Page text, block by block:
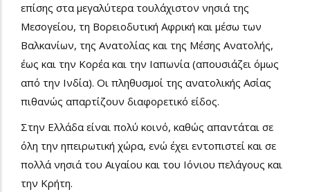
επίσης στα μεγαλύτερα τουλάχιστον νησιά της
Μεσογείου, τη Βορειοδυτική Αφρική και μέσω των
Βαλκανίων, της Ανατολίας και της Μέσης Ανατολής,
έως και την Κορέα και την Ιαπωνία (απουσιάζει όμως
από την Ινδία). Οι πληθυσμοί της ανατολικής Ασίας
πιθανώς απαρτίζουν διαφορετικό είδος.
Στην Ελλάδα είναι πολύ κοινό, καθώς απαντάται σε
όλη την ηπειρωτική χώρα, ενώ έχει εντοπιστεί και σε
πολλά νησιά του Αιγαίου και του Ιόνιου πελάγους και
την Κρήτη.